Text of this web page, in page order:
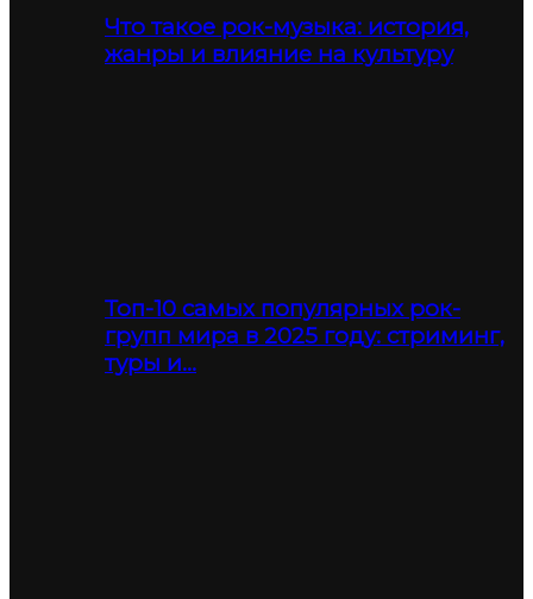
Что такое рок-музыка: история,
жанры и влияние на культуру
Топ-10 самых популярных рок-
групп мира в 2025 году: стриминг,
туры и…